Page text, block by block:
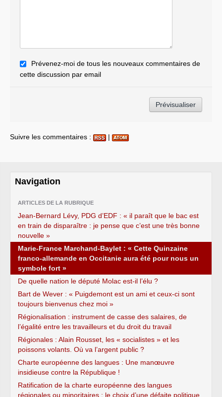
Prévenez-moi de tous les nouveaux commentaires de
cette discussion par email
Suivre les commentaires : |
Navigation
ARTICLES DE LA RUBRIQUE
Jean-Bernard Lévy, PDG d’EDF : « il paraît que le bac est
en train de disparaître : je pense que c’est une très bonne
nouvelle »
Marie-France Marchand-Baylet : « Cette Quinzaine
franco-allemande en Occitanie aura été pour nous un
symbole fort »
De quelle nation le député Molac est-il l’élu ?
Bart de Wever : « Puigdemont est un ami et ceux-ci sont
toujours bienvenus chez moi »
Régionalisation : instrument de casse des salaires, de
l’égalité entre les travailleurs et du droit du travail
Régionales : Alain Rousset, les « socialistes » et les
poissons volants. Où va l’argent public ?
Charte européenne des langues : Une manœuvre
insidieuse contre la République !
Ratification de la charte européenne des langues
régionales ou minoritaires : le choix d’une défaite politique